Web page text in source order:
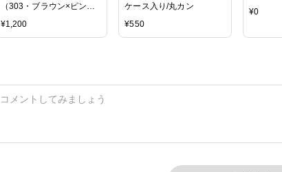
（303・ブラウン×ピン
ク）
¥1,200
ケース入り/丸カン
¥550
¥0